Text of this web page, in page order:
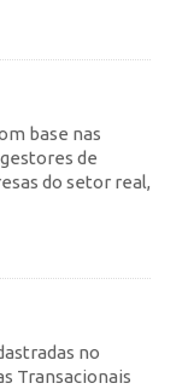
base nas
de
do setor real,
no
Transacionais